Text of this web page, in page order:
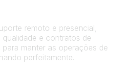
remoto e presencial,
e contratos de
manter as operações de
perfeitamente.